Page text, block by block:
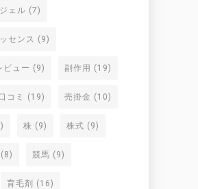
ェル (7)
センス (9)
ビュー (9) 副作用 (19)
コミ (19) 売掛金 (10)
株 (9) 株式 (9)
(8) 競馬 (9)
育毛剤 (16)